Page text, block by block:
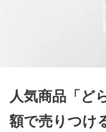
人気商品「ど
額で売りつけ